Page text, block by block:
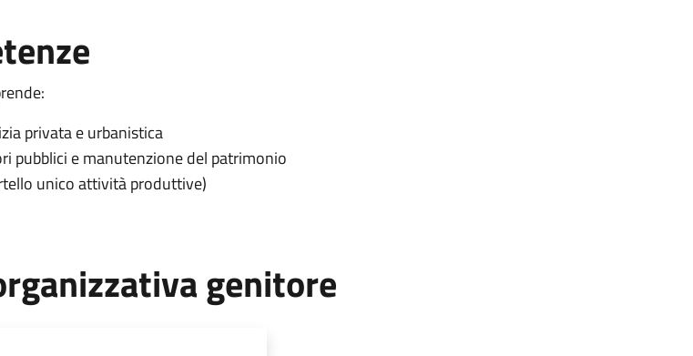
privata e urbanistica
pubblici e manutenzione del patrimonio
unico attività produttive)
genitore